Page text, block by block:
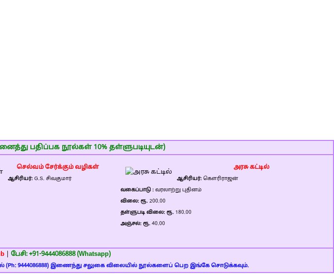
பதிப்பக நூல்கள் 10% தள்ளுபடியுடன்)
செல்வம் சேர்க்கும் வழிகள்
ஆசிரியர்:G.S. சிவகுமார்
அரசு கட்டில்
ஆசிரியர்: கௌரிராஜன்
வகைப்பாடு : வரலாற்று புதினம்
விலை: ரூ.200.00
தள்ளுபடி விலை: ரூ. 180.00
அஞ்சல்: ரூ.40.00
பேசி: +91-9444086888 (Whatsapp)
(Ph: 9444086888) இணைந்து சலுகை விலையில் நூல்களைப் பெற இங்கே சொடுக்கவும்.